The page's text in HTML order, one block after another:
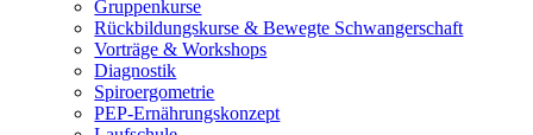
Gruppenkurse
Rückbildungskurse & Bewegte Schwangerschaft
Vorträge & Workshops
Diagnostik
Spiroergometrie
PEP-Ernährungskonzept